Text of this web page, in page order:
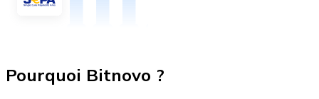
Pourquoi Bitnovo ?